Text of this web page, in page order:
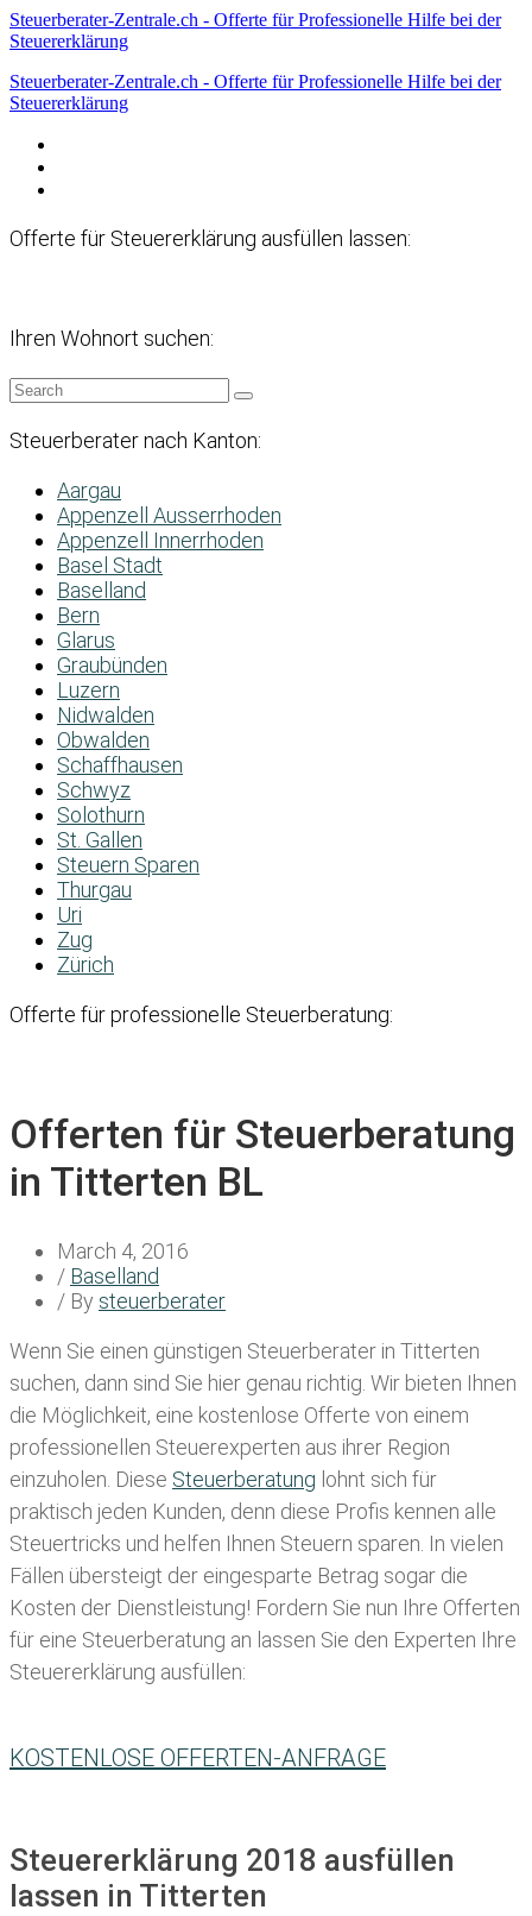
Steuerberater-Zentrale.ch - Offerte für Professionelle Hilfe bei der
Steuererklärung
Steuerberater-Zentrale.ch - Offerte für Professionelle Hilfe bei der
Steuererklärung
Offerte für Steuererklärung ausfüllen lassen:
Ihren Wohnort suchen:
Steuerberater nach Kanton:
Aargau
Appenzell Ausserrhoden
Appenzell Innerrhoden
Basel Stadt
Baselland
Bern
Glarus
Graubünden
Luzern
Nidwalden
Obwalden
Schaffhausen
Schwyz
Solothurn
St. Gallen
Steuern Sparen
Thurgau
Uri
Zug
Zürich
Offerte für professionelle Steuerberatung:
Offerten für Steuerberatung
in Titterten BL
March 4, 2016
/ Baselland
/ By steuerberater
Wenn Sie einen günstigen Steuerberater in Titterten
suchen, dann sind Sie hier genau richtig. Wir bieten Ihnen
die Möglichkeit, eine kostenlose Offerte von einem
professionellen Steuerexperten aus ihrer Region
einzuholen. Diese Steuerberatung lohnt sich für
praktisch jeden Kunden, denn diese Profis kennen alle
Steuertricks und helfen Ihnen Steuern sparen. In vielen
Fällen übersteigt der eingesparte Betrag sogar die
Kosten der Dienstleistung! Fordern Sie nun Ihre Offerten
für eine Steuerberatung an lassen Sie den Experten Ihre
Steuererklärung ausfüllen:
KOSTENLOSE OFFERTEN-ANFRAGE
Steuererklärung 2018 ausfüllen
lassen in Titterten